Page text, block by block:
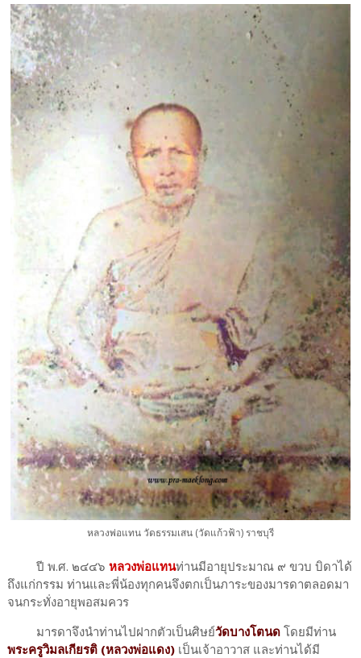
หลวงพ่อแทน วัดธรรมเสน (วัดแก้วฟ้า) ราชบุรี
ปี พ.ศ. ๒๔๔๖ หลวงพ่อแทนท่านมีอายุประมาณ ๙ ขวบ บิดาได้
ถึงแก่กรรม ท่านและพี่น้องทุกคนจึงตกเป็นภาระของมารดาตลอดมา
จนกระทั่งอายุพอสมควร
มารดาจึงนำท่านไปฝากตัวเป็นศิษย์วัดบางโตนดโดยมีท่าน
พระครูวิมลเกียรติ (หลวงพ่อแดง)เป็นเจ้าอาวาส และท่านได้มี